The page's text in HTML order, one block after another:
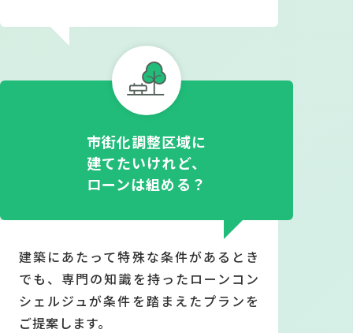
市街化調整区域に
建てたいけれど、
ローンは組める？
建築にあたって特殊な条件があるとき
でも、専門の知識を持ったローンコン
シェルジュが条件を踏まえたプランを
ご提案します。